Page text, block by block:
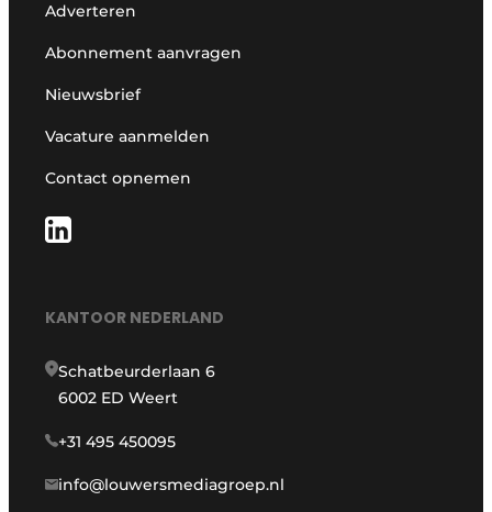
Adverteren
Abonnement aanvragen
Nieuwsbrief
Vacature aanmelden
Contact opnemen
KANTOOR NEDERLAND
Schatbeurderlaan 6
6002 ED Weert
+31 495 450095
info@louwersmediagroep.nl